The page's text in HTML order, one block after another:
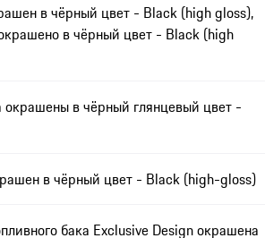
в чёрный цвет - Black (high gloss),
в чёрный цвет - Black (high
окрашены в чёрный глянцевый цвет -
в чёрный цвет - Black (high-gloss)
бака Exclusive Design окрашена